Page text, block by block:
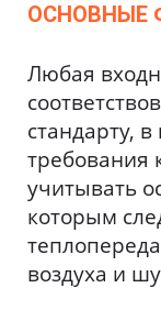
ОСНОВНЫЕ
Любая
стандарту,
требования
учитывать
которым
воздуха и